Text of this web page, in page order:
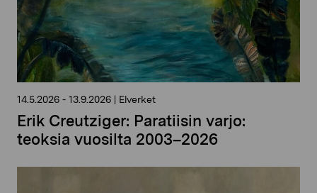
14.5.2026 - 13.9.2026 | Elverket
Erik Creutziger: Paratiisin varjo:
teoksia vuosilta 2003–2026